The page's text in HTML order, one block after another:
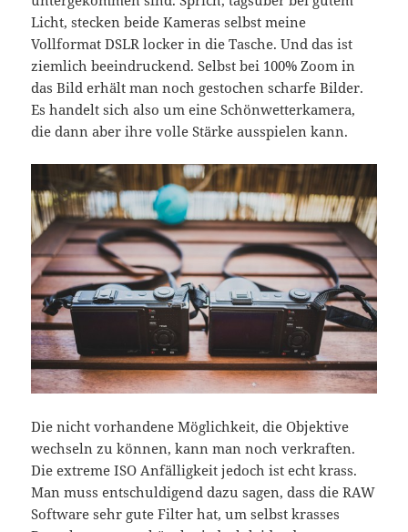
Licht, stecken beide Kameras selbst meine
Vollformat DSLR locker in die Tasche. Und das ist
ziemlich beeindruckend. Selbst bei 100% Zoom in
das Bild erhält man noch gestochen scharfe Bilder.
Es handelt sich also um eine Schönwetterkamera,
die dann aber ihre volle Stärke ausspielen kann.
Die nicht vorhandene Möglichkeit, die Objektive
wechseln zu können, kann man noch verkraften.
Die extreme ISO Anfälligkeit jedoch ist echt krass.
Man muss entschuldigend dazu sagen, dass die RAW
Software sehr gute Filter hat, um selbst krasses